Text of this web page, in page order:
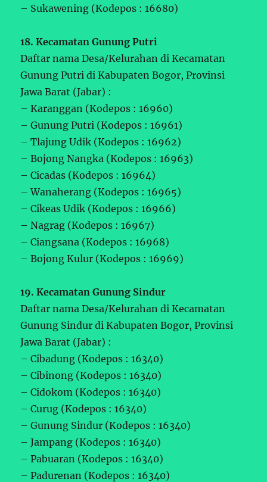
– Sukawening (Kodepos : 16680)
18. Kecamatan Gunung Putri
Daftar nama Desa/Kelurahan di Kecamatan
Gunung Putri di Kabupaten Bogor, Provinsi
Jawa Barat (Jabar) :
– Karanggan (Kodepos : 16960)
– Gunung Putri (Kodepos : 16961)
– Tlajung Udik (Kodepos : 16962)
– Bojong Nangka (Kodepos : 16963)
– Cicadas (Kodepos : 16964)
– Wanaherang (Kodepos : 16965)
– Cikeas Udik (Kodepos : 16966)
– Nagrag (Kodepos : 16967)
– Ciangsana (Kodepos : 16968)
– Bojong Kulur (Kodepos : 16969)
19. Kecamatan Gunung Sindur
Daftar nama Desa/Kelurahan di Kecamatan
Gunung Sindur di Kabupaten Bogor, Provinsi
Jawa Barat (Jabar) :
– Cibadung (Kodepos : 16340)
– Cibinong (Kodepos : 16340)
– Cidokom (Kodepos : 16340)
– Curug (Kodepos : 16340)
– Gunung Sindur (Kodepos : 16340)
– Jampang (Kodepos : 16340)
– Pabuaran (Kodepos : 16340)
– Padurenan (Kodepos : 16340)